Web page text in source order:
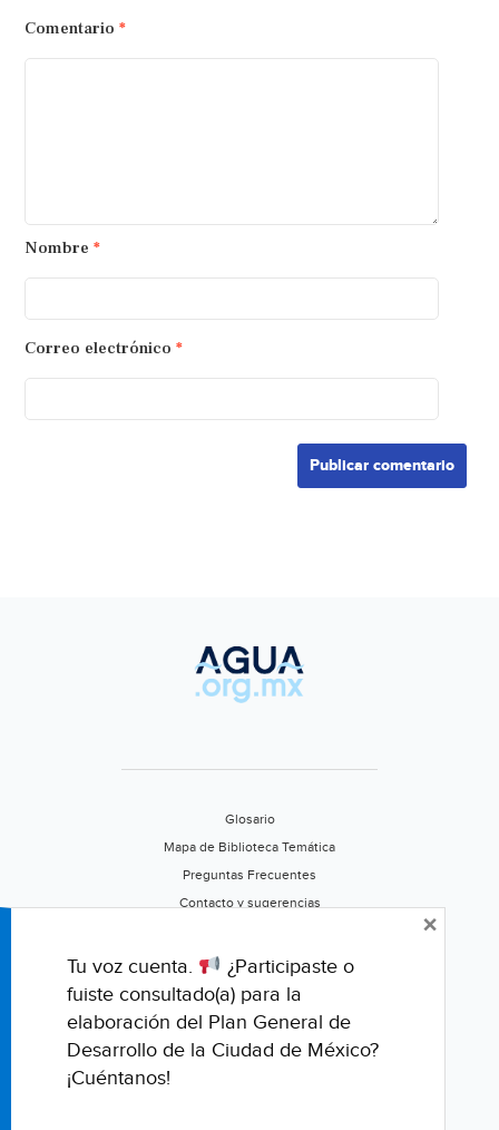
Comentario *
Nombre *
Correo electrónico *
Glosario
Mapa de Biblioteca Temática
Preguntas Frecuentes
Contacto y sugerencias
Califica este portal
Tu voz cuenta.
¿Participaste o
fuiste consultado(a) para la
elaboración del Plan General de
Desarrollo de la Ciudad de México?
¡Cuéntanos!
×